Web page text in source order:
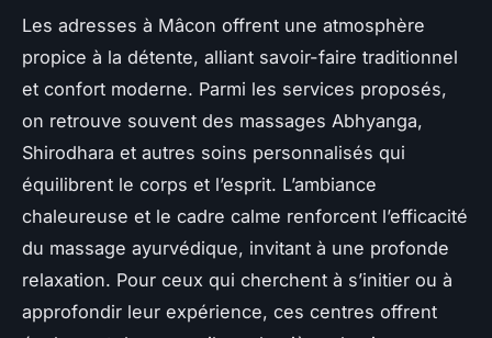
Les adresses à Mâcon offrent une atmosphère
propice à la détente, alliant savoir-faire traditionnel
et confort moderne. Parmi les services proposés,
on retrouve souvent des massages Abhyanga,
Shirodhara et autres soins personnalisés qui
équilibrent le corps et l’esprit. L’ambiance
chaleureuse et le cadre calme renforcent l’efficacité
du massage ayurvédique, invitant à une profonde
relaxation. Pour ceux qui cherchent à s’initier ou à
approfondir leur expérience, ces centres offrent